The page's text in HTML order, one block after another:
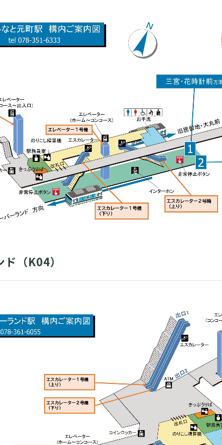
（K04）